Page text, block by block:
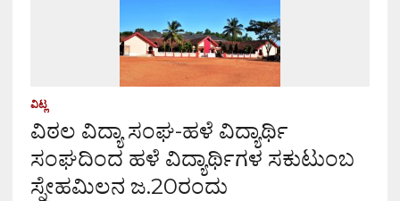
ವಿಟ್ಲ
ವಿಠಲ ವಿದ್ಯಾ ಸಂಘ-ಹಳೆ ವಿದ್ಯಾರ್ಥಿ
ಸಂಘದಿಂದ ಹಳೆ ವಿದ್ಯಾರ್ಥಿಗಳ ಸಕುಟುಂಬ
ಸ್ನೇಹಮಿಲನ ಜ.20ರಂದು